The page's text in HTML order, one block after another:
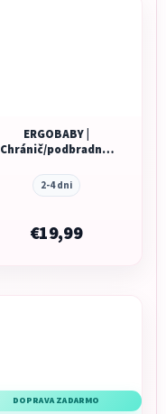
ERGOBABY |
Chránič/podbradník
natural
2-4 dni
€19,99
DOPRAVA ZADARMO